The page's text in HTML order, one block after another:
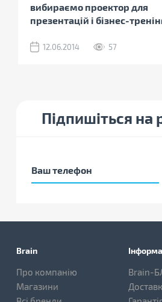
вибираємо проектор для
презентацій і бізнес-
12.06.2014 57
Підпишіться на
Brain
Про компанію
Магазини
Brain-